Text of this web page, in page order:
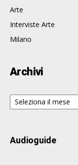
Arte
Interviste Arte
Milano
Archivi
Archivi
Audioguide